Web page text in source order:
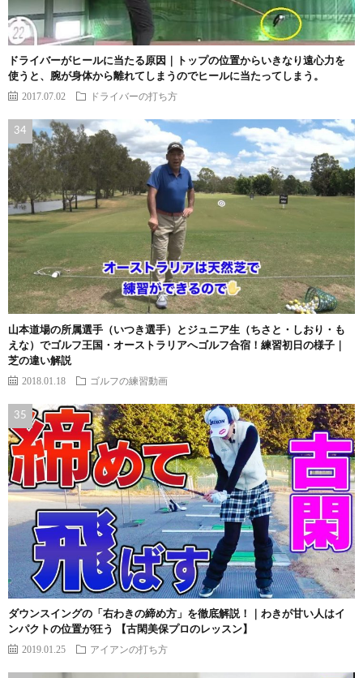
ドライバーがヒールに当たる原因｜トップの位置からいきなり遠心力を
使うと、腕が身体から離れてしまうのでヒールに当たってしまう。
2017.07.02 ドライバーの打ち方
山本道場の所属選手（いつき選手）とジュニア生（ちさと・しおり・も
えな）でゴルフ王国・オーストラリアへゴルフ合宿！練習初日の様子｜
芝の違い解説
2018.01.18 ゴルフの練習動画
ダウンスイングの「右わきの締め方」を徹底解説！｜わきが甘い人はイ
ンパクトの位置が狂う 【古閑美保プロのレッスン】
2019.01.25 アイアンの打ち方